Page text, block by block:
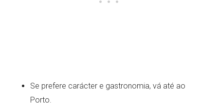
Se prefere carácter e gastronomia, vá até ao
Porto.